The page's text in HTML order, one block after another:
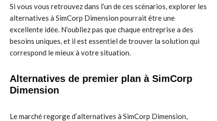
Si vous vous retrouvez dans l’un de ces scénarios, explorer les
alternatives à SimCorp Dimension pourrait être une
excellente idée. N’oubliez pas que chaque entreprise a des
besoins uniques, et il est essentiel de trouver la solution qui
correspond le mieux à votre situation.
Alternatives de premier plan à SimCorp
Dimension
Le marché regorge d’alternatives à SimCorp Dimension,